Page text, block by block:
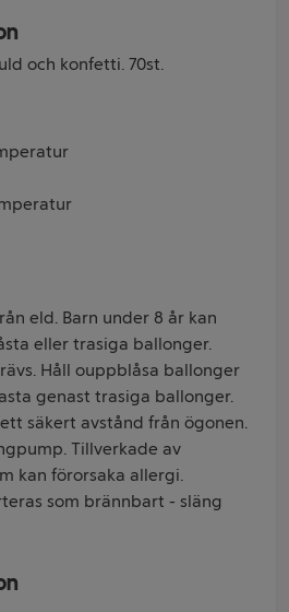
och konfetti. 70st.
eld. Barn under 8 år kan
eller trasiga ballonger.
Håll ouppblåsa ballonger
genast trasiga ballonger.
säkert avstånd från ögonen.
Tillverkade av
kan förorsaka allergi.
som brännbart - släng